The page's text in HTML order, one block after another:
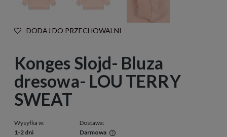
DODAJ DO PRZECHOWALNI
Konges Slojd- Bluza
dresowa- LOU TERRY
SWEAT
Wysyłka w:
1-2 dni
Dostawa:
Darmowa